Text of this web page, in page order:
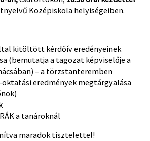
Középiskola helyiségeiben.
kitöltött kérdőív eredényeinek
(bemutatja a tagozat képviselője a
– a törzstanteremben
oktatási eredmények megtárgyalása
a tanároknál
maradok tisztelettel!